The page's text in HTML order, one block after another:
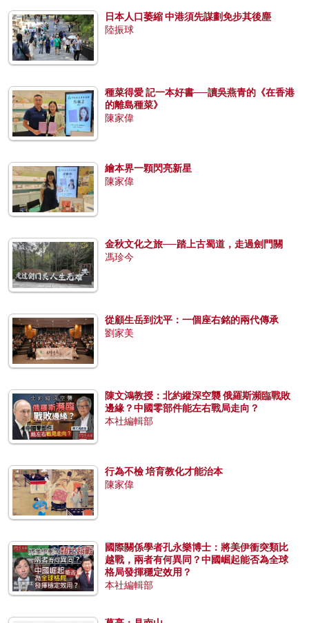
日本人口萎縮 中港須先謀劃免步其後塵
陸振球
種菜得愛 記一本好書──讀吳燕青的《在香港
的離島種菜》
陳家偉
繪本界一顆閃亮新星
陳家偉
金秋文化之旅──踏上古蜀道，走過劍門關
馮珍今
從顧生岳到沈平：一個座右銘的兩代傳承
劉家美
陳文鴻教授：北約縱深空襲 俄羅斯瀕臨戰敗
邊緣？中國零部件能左右戰局走向？
本社編輯部
行為不檢 培育教化才能治本
陳家偉
國際關係學者孔永樂博士：將美伊衝突類比
越戰，兩者有何異同？中國崛起能否為全球
格局發揮穩定效用？
本社編輯部